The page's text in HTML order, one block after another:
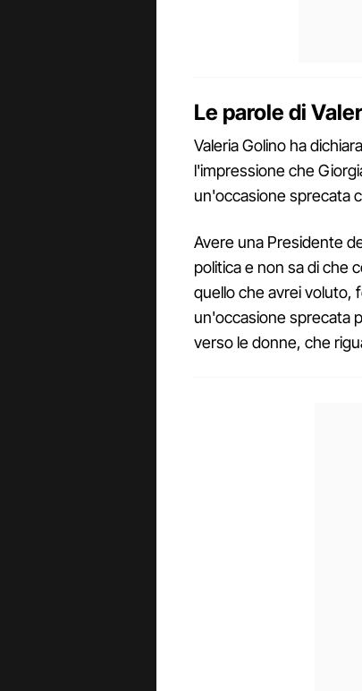
Le parole di
Valeria Golino ha
l'impressione che
un'occasione sprecata
Avere una Presidente
politica e non sa di che
quello che avrei voluto,
un'occasione sprecata
verso le donne, che